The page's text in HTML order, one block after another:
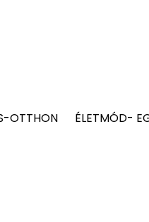
OTTHON ÉLETMÓD-